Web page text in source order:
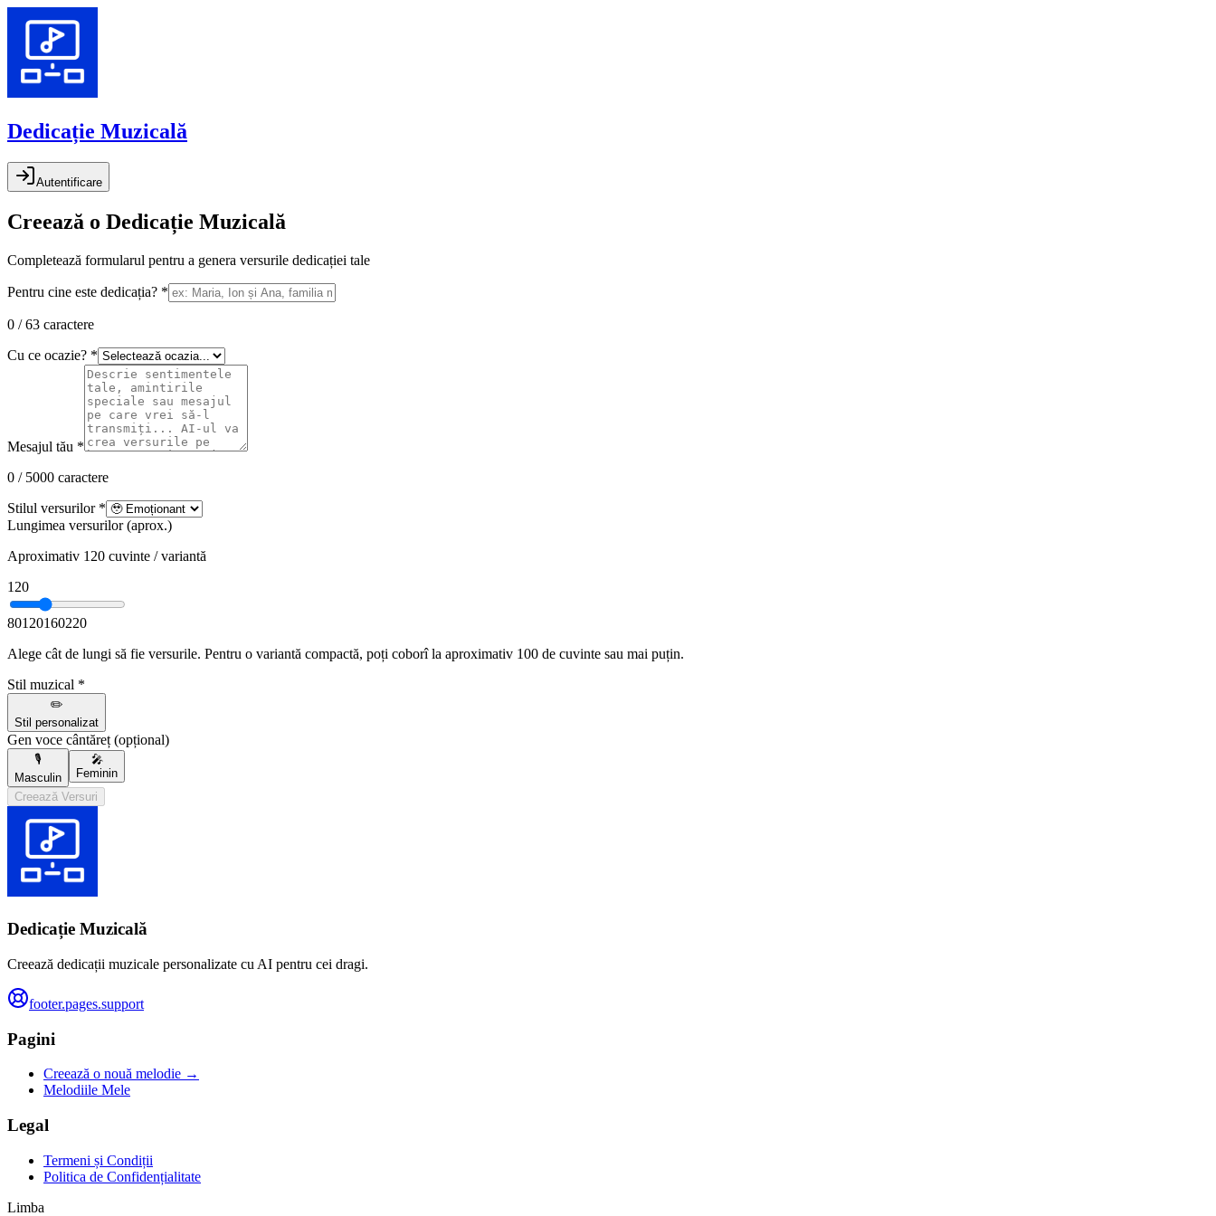
Dedicație Muzicală
Autentificare
Creează o Dedicație Muzicală
Completează formularul pentru a genera versurile dedicației tale
Pentru cine este dedicația? *
0 / 63 caractere
Cu ce ocazie? *
Mesajul tău *
0 / 5000 caractere
Stilul versurilor *
Lungimea versurilor (aprox.)
Aproximativ 120 cuvinte / variantă
120
80120160220
Alege cât de lungi să fie versurile. Pentru o variantă compactă, poți coborî la aproximativ 100 de cuvinte sau mai puțin.
Stil muzical *
✏️
Stil personalizat
Gen voce cântăreț (opțional)
🎙️
Masculin
🎤
Feminin
Creează Versuri
Dedicație Muzicală
Creează dedicații muzicale personalizate cu AI pentru cei dragi.
footer.pages.support
Pagini
Creează o nouă melodie →
Melodiile Mele
Legal
Termeni și Condiții
Politica de Confidențialitate
Limba